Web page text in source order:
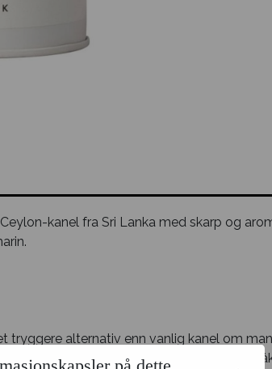
kanel fra Sri Lanka med skarp og
tryggere alternativ enn vanlig kanel om
kan gi leverskade - enn vanlig kanel